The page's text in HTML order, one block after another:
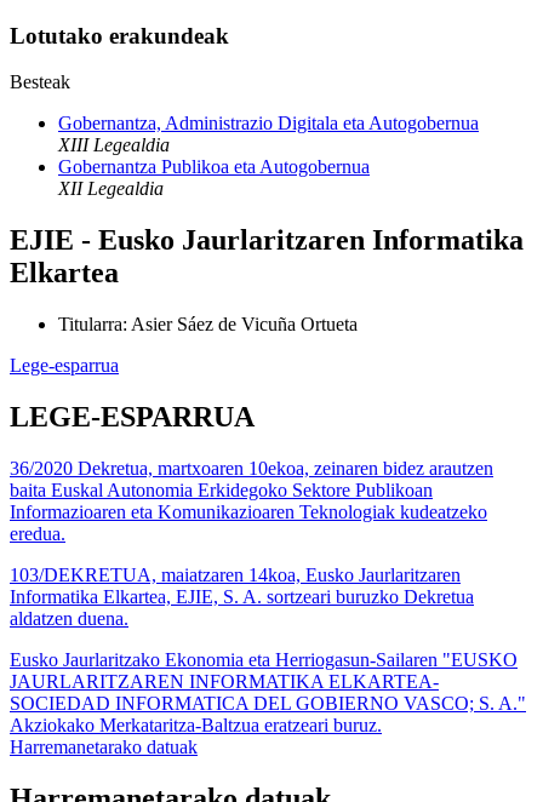
Lotutako erakundeak
Besteak
Gobernantza, Administrazio Digitala eta Autogobernua
XIII Legealdia
Gobernantza Publikoa eta Autogobernua
XII Legealdia
EJIE - Eusko Jaurlaritzaren Informatika
Elkartea
Titularra: Asier Sáez de Vicuña Ortueta
Lege-esparrua
LEGE-ESPARRUA
36/2020 Dekretua, martxoaren 10ekoa, zeinaren bidez arautzen
baita Euskal Autonomia Erkidegoko Sektore Publikoan
Informazioaren eta Komunikazioaren Teknologiak kudeatzeko
eredua.
103/DEKRETUA, maiatzaren 14koa, Eusko Jaurlaritzaren
Informatika Elkartea, EJIE, S. A. sortzeari buruzko Dekretua
aldatzen duena.
Eusko Jaurlaritzako Ekonomia eta Herriogasun-Sailaren "EUSKO
JAURLARITZAREN INFORMATIKA ELKARTEA-
SOCIEDAD INFORMATICA DEL GOBIERNO VASCO; S. A."
Akziokako Merkataritza-Baltzua eratzeari buruz.
Harremanetarako datuak